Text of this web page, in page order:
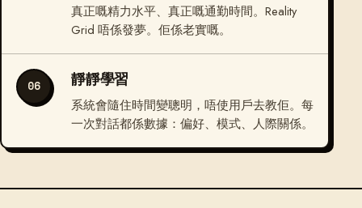
真正嘅精力水平、真正嘅通勤時間。Reality
Grid 唔係發夢。佢係老實嘅。
06 靜靜學習
系統會隨住時間變聰明，唔使用戶去教佢。每
一次對話都係數據：偏好、模式、人際關係。